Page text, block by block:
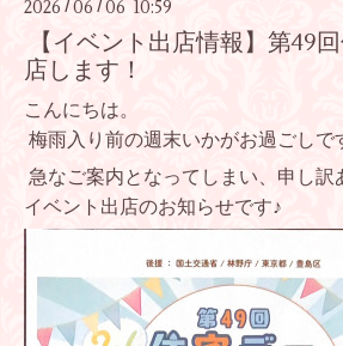
2026 /06 / 06 10:59
【イベント出店情報】第49
店します！
こんにちは。
梅雨入り前の週末いかがお過ごしで
急なご案内となってしまい、申し訳
イベント出店のお知らせです♪